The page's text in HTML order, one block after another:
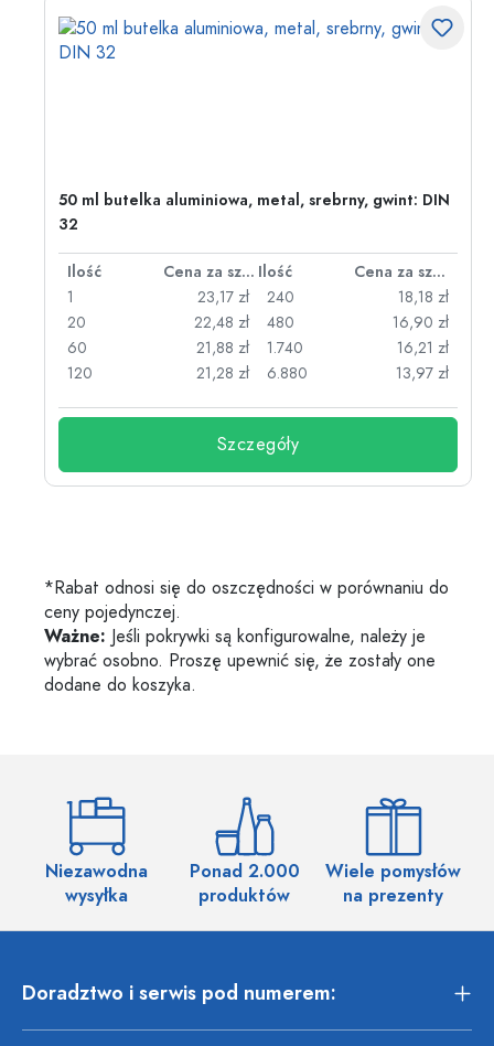
50 ml butelka aluminiowa, metal, srebrny, gwint: DIN
32
Ilość Cena za sztukę Ilość
Cena za sztukę
1
23,17 zł
20
22,48 zł
60
21,88 zł
120
21,28 zł
240
18,18 zł
480
16,90 zł
1.740
16,21 zł
6.880
13,97 zł
Szczegóły
*Rabat odnosi się do oszczędności w porównaniu do
ceny pojedynczej.
Ważne: Jeśli pokrywki są konfigurowalne, należy je
wybrać osobno. Proszę upewnić się, że zostały one
dodane do koszyka.
Niezawodna
wysyłka
Ponad 2.000
produktów
Wiele pomysłów
na prezenty
Doradztwo i serwis pod numerem: